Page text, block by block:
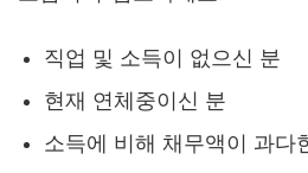
직업 및 소득이 없으신 분
현재 연체중이신 분
소득에 비해 채무액이 과다